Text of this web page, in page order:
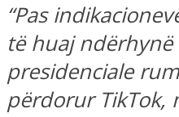
“Pas
të huaj
presidenciale
përdorur TikTok,